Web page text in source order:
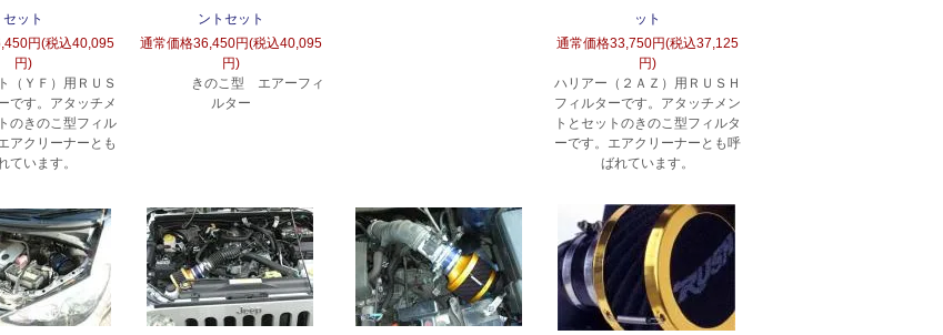
セット
円(税込40,095
円)
（ＹＦ）用ＲＵＳ
です。アタッチメ
のきのこ型フィル
アクリーナーとも
ています。
ントセット
通常価格36,450円(税込40,095
円)
きのこ型 エアーフィ
ルター
ット
通常価格33,750円(税込37,125
円)
ハリアー（２ＡＺ）用ＲＵＳＨ
フィルターです。アタッチメン
トとセットのきのこ型フィルタ
ーです。エアクリーナーとも呼
ばれています。